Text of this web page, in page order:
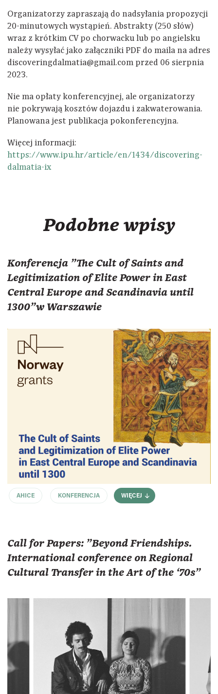
Organizatorzy zapraszają do nadsyłania propozycji
20-minutowych wystąpień. Abstrakty (250 słów)
wraz z krótkim CV po chorwacku lub po angielsku
należy wysyłać jako załączniki PDF do maila na adres
discoveringdalmatia@gmail.com przed 06 sierpnia
2023.
Nie ma opłaty konferencyjnej, ale organizatorzy
nie pokrywają kosztów dojazdu i zakwaterowania.
Planowana jest publikacja pokonferencyjna.
Więcej informacji:
https://www.ipu.hr/article/en/1434/discovering-
dalmatia-ix
Podobne wpisy
Konferencja "The Cult of Saints and
Legitimization of Elite Power in East
Central Europe and Scandinavia until
1300"w Warszawie
AHICE KONFERENCJA WIĘCEJ
Call for Papers: "Beyond Friendships.
International conference on Regional
Cultural Transfer in the Art of the ‘70s"